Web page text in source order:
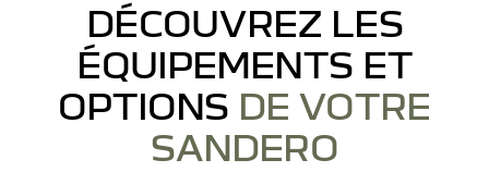
DÉCOUVREZ LES
ÉQUIPEMENTS ET
OPTIONS DE VOTRE
SANDERO